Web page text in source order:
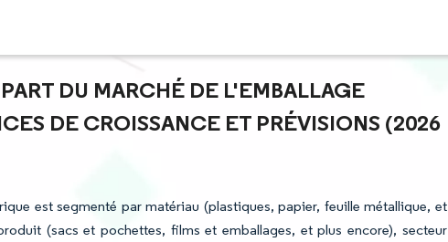
DU MARCHÉ DE L'EMBALLAGE
DE CROISSANCE ET PRÉVISIONS (2026
est segmenté par matériau (plastiques, papier, feuille métallique, et
(sacs et pochettes, films et emballages, et plus encore), secteur